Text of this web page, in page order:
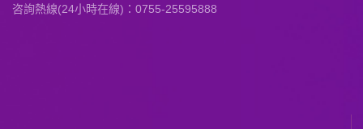
咨詢熱線(24小時在線)：0755-25595888